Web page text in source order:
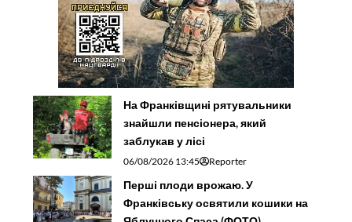
На Франківщині рятувальники
знайшли пенсіонера, який
заблукав у лісі
06/08/2026 13:45 Reporter
Перші плоди врожаю. У
Франківську освятили кошики на